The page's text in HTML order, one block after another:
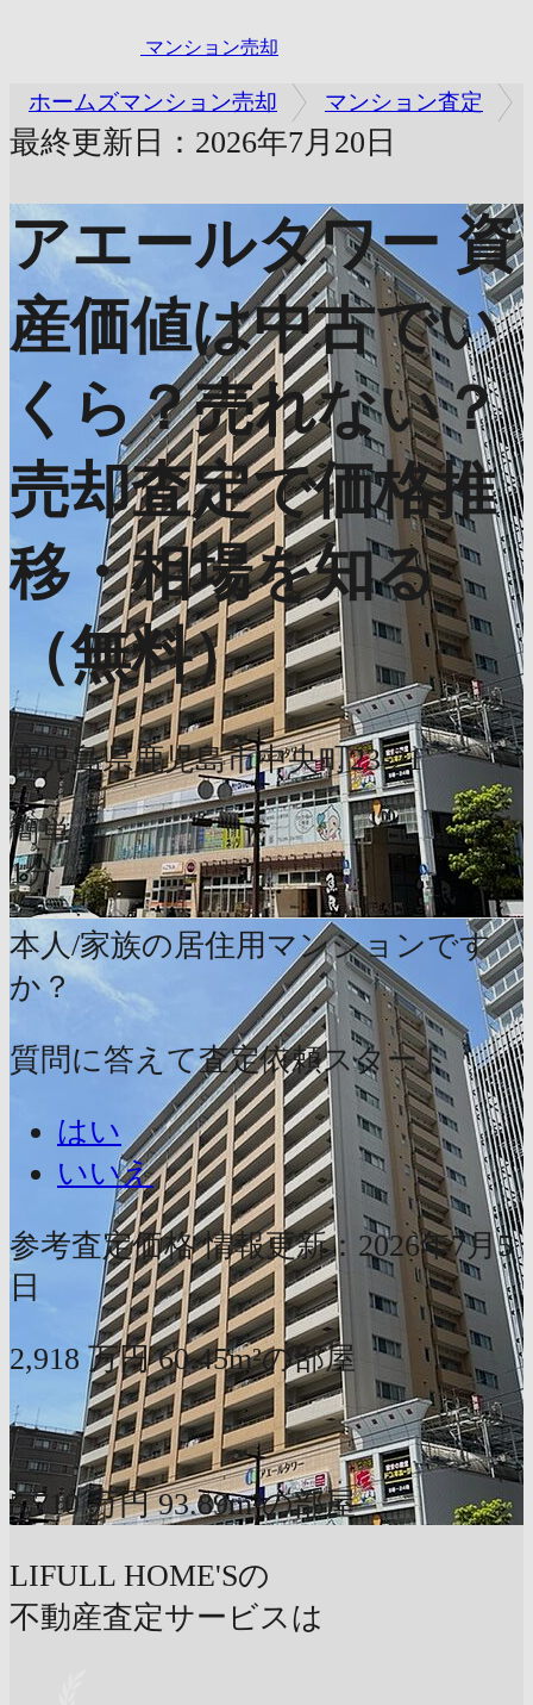
マンション売却
ホームズマンション売却 マンション査定
最終更新日：2026年7月20日
アエールタワー 資
産価値は中古でい
くら？売れない？
売却査定で価格推
移・相場を知る
（無料）
鹿児島県鹿児島市中央町23-21
簡単
1分
本人/家族の居住用マンションです
か？
質問に答えて査定依頼スタート
はい
いいえ
参考査定価格 情報更新：2026年7月5
日
2,918 万円 60.45m²の部屋
〜
5,710 万円 93.89m²の部屋
LIFULL HOME'Sの
不動産査定サービスは